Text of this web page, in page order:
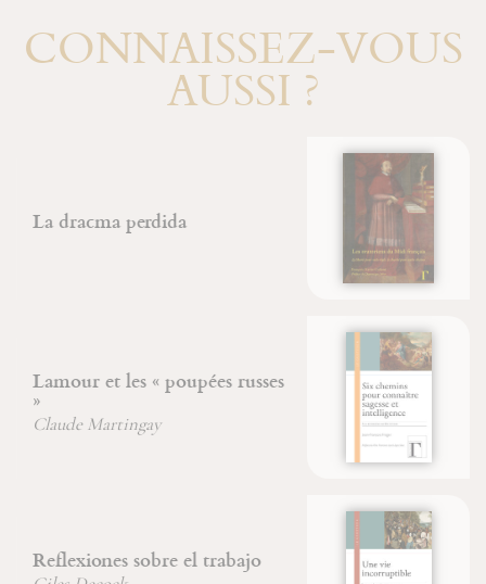
CONNAISSEZ-VOUS
AUSSI ?
Les oratoriens du Midi français
François-Xavier Carlotti
Six chemins pour connaître la
sagesse et l'intelligence
Une vie incorruptible